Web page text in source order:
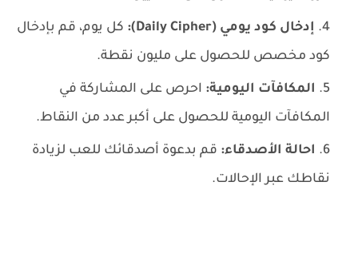
إدخال كود يومي (Daily Cipher):
كل يوم، قم بإدخال
كود مخصص للحصول على مليون نقطة.
المكافآت اليومية: احرص على المشاركة في
المكافآت اليومية للحصول على أكبر عدد من النقاط.
احالة الأصدقاء: قم بدعوة أصدقائك للعب لزيادة
نقاطك عبر الإحالات.